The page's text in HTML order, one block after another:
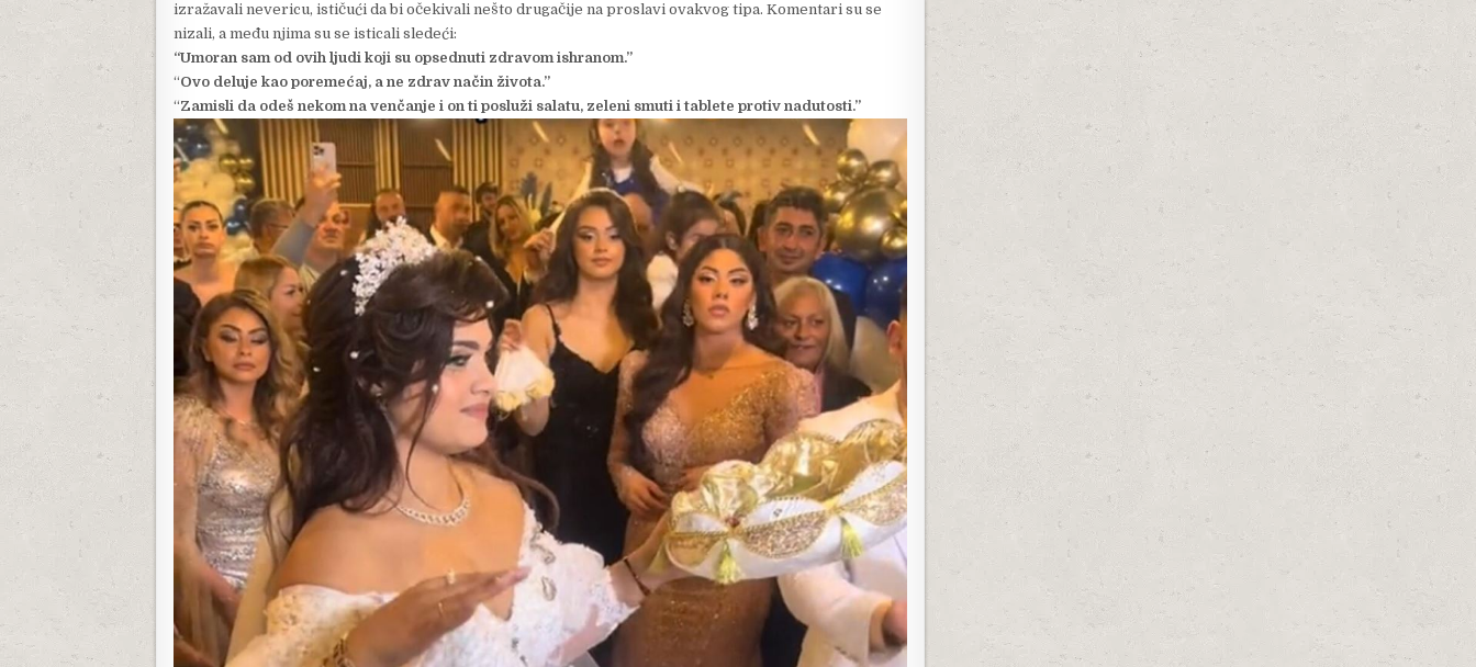
izražavali nevericu, ističući da bi očekivali nešto drugačije na proslavi ovakvog tipa. Komentari su se
nizali, a među njima su se isticali sledeći:
“Umoran sam od ovih ljudi koji su opsednuti zdravom ishranom.”
“Ovo deluje kao poremećaj, a ne zdrav način života.”
“Zamisli da odeš nekom na venčanje i on ti posluži salatu, zeleni smuti i tablete protiv nadutosti.”